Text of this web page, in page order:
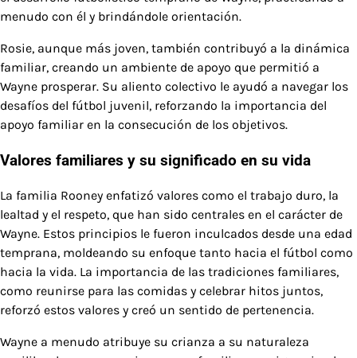
menudo con él y brindándole orientación.
Rosie, aunque más joven, también contribuyó a la dinámica
familiar, creando un ambiente de apoyo que permitió a
Wayne prosperar. Su aliento colectivo le ayudó a navegar los
desafíos del fútbol juvenil, reforzando la importancia del
apoyo familiar en la consecución de los objetivos.
Valores familiares y su significado en su vida
La familia Rooney enfatizó valores como el trabajo duro, la
lealtad y el respeto, que han sido centrales en el carácter de
Wayne. Estos principios le fueron inculcados desde una edad
temprana, moldeando su enfoque tanto hacia el fútbol como
hacia la vida. La importancia de las tradiciones familiares,
como reunirse para las comidas y celebrar hitos juntos,
reforzó estos valores y creó un sentido de pertenencia.
Wayne a menudo atribuye su crianza a su naturaleza